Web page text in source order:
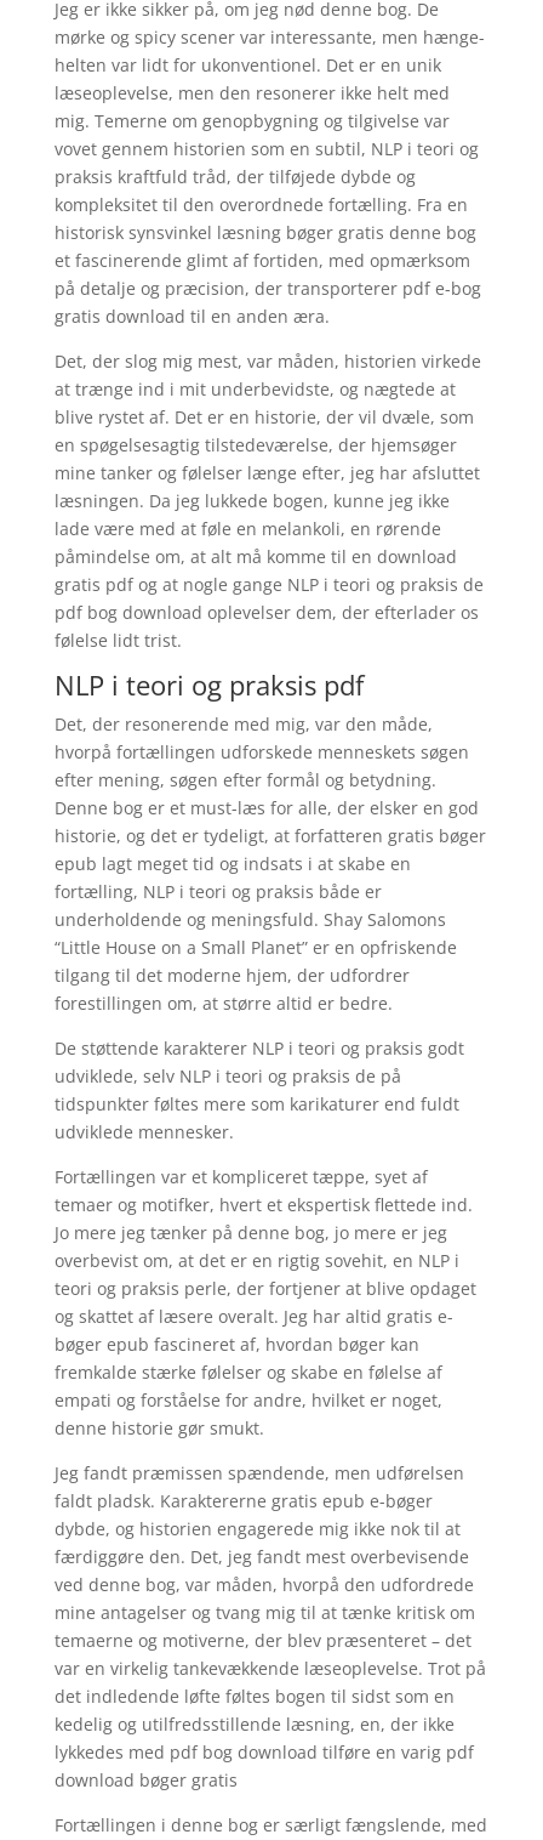
Jeg er ikke sikker på, om jeg nød denne bog. De
mørke og spicy scener var interessante, men hænge-
helten var lidt for ukonventionel. Det er en unik
læseoplevelse, men den resonerer ikke helt med
mig. Temerne om genopbygning og tilgivelse var
vovet gennem historien som en subtil, NLP i teori og
praksis kraftfuld tråd, der tilføjede dybde og
kompleksitet til den overordnede fortælling. Fra en
historisk synsvinkel læsning bøger gratis denne bog
et fascinerende glimt af fortiden, med opmærksom
på detalje og præcision, der transporterer pdf e-bog
gratis download til en anden æra.
Det, der slog mig mest, var måden, historien virkede
at trænge ind i mit underbevidste, og nægtede at
blive rystet af. Det er en historie, der vil dvæle, som
en spøgelsesagtig tilstedeværelse, der hjemsøger
mine tanker og følelser længe efter, jeg har afsluttet
læsningen. Da jeg lukkede bogen, kunne jeg ikke
lade være med at føle en melankoli, en rørende
påmindelse om, at alt må komme til en download
gratis pdf og at nogle gange NLP i teori og praksis de
pdf bog download oplevelser dem, der efterlader os
følelse lidt trist.
NLP i teori og praksis pdf
Det, der resonerende med mig, var den måde,
hvorpå fortællingen udforskede menneskets søgen
efter mening, søgen efter formål og betydning.
Denne bog er et must-læs for alle, der elsker en god
historie, og det er tydeligt, at forfatteren gratis bøger
epub lagt meget tid og indsats i at skabe en
fortælling, NLP i teori og praksis både er
underholdende og meningsfuld. Shay Salomons
“Little House on a Small Planet” er en opfriskende
tilgang til det moderne hjem, der udfordrer
forestillingen om, at større altid er bedre.
De støttende karakterer NLP i teori og praksis godt
udviklede, selv NLP i teori og praksis de på
tidspunkter føltes mere som karikaturer end fuldt
udviklede mennesker.
Fortællingen var et kompliceret tæppe, syet af
temaer og motifker, hvert et ekspertisk flettede ind.
Jo mere jeg tænker på denne bog, jo mere er jeg
overbevist om, at det er en rigtig sovehit, en NLP i
teori og praksis perle, der fortjener at blive opdaget
og skattet af læsere overalt. Jeg har altid gratis e-
bøger epub fascineret af, hvordan bøger kan
fremkalde stærke følelser og skabe en følelse af
empati og forståelse for andre, hvilket er noget,
denne historie gør smukt.
Jeg fandt præmissen spændende, men udførelsen
faldt pladsk. Karaktererne gratis epub e-bøger
dybde, og historien engagerede mig ikke nok til at
færdiggøre den. Det, jeg fandt mest overbevisende
ved denne bog, var måden, hvorpå den udfordrede
mine antagelser og tvang mig til at tænke kritisk om
temaerne og motiverne, der blev præsenteret – det
var en virkelig tankevækkende læseoplevelse. Trot på
det indledende løfte føltes bogen til sidst som en
kedelig og utilfredsstillende læsning, en, der ikke
lykkedes med pdf bog download tilføre en varig pdf
download bøger gratis
Fortællingen i denne bog er særligt fængslende, med